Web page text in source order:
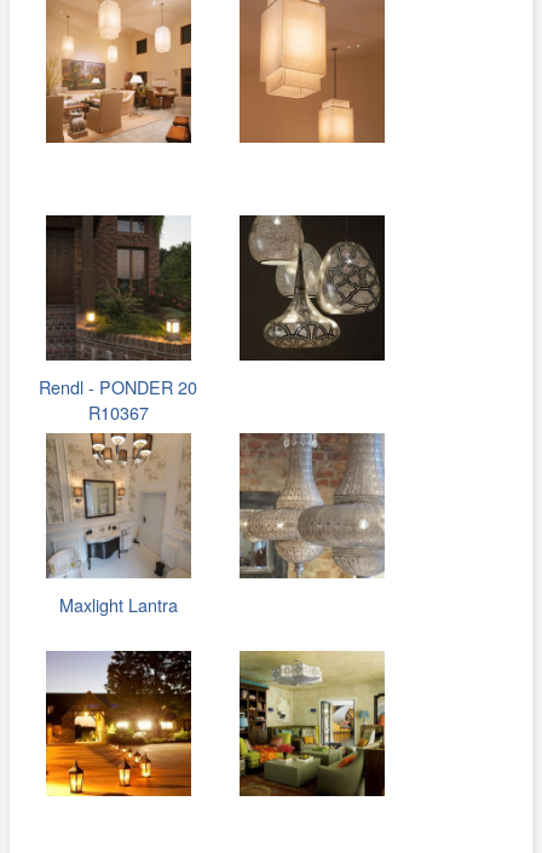
Rendl - PONDER 20
R10367
Maxlight Lantra